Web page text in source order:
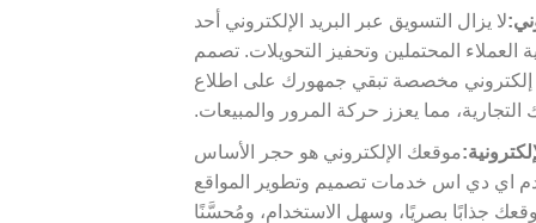
لا يزال التسويق عبر البريد الإلكتروني أحد
العملاء المحتملين وتحفيز التحويلات. تصمم
مخصصة تبقي جمهورك على اطلاع
مما يعزز حركة المرور والمبيعات.
موقعك الإلكتروني هو حجر الأساس
اي دي اس خدمات تصميم وتطوير المواقع
جذابًا بصريًا، وسهل الاستخدام، ومُحسَّنًا